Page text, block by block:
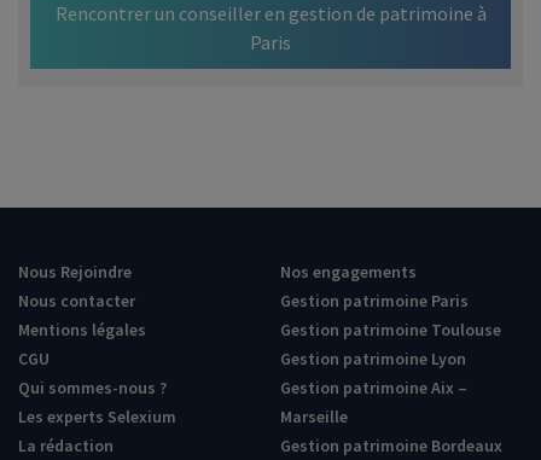
Rencontrer un conseiller en gestion de patrimoine à
Paris
Nous Rejoindre
Nous contacter
Mentions légales
CGU
Qui sommes-nous ?
Les experts Selexium
La rédaction
Nos engagements
Gestion patrimoine Paris
Gestion patrimoine Toulouse
Gestion patrimoine Lyon
Gestion patrimoine Aix –
Marseille
Gestion patrimoine Bordeaux